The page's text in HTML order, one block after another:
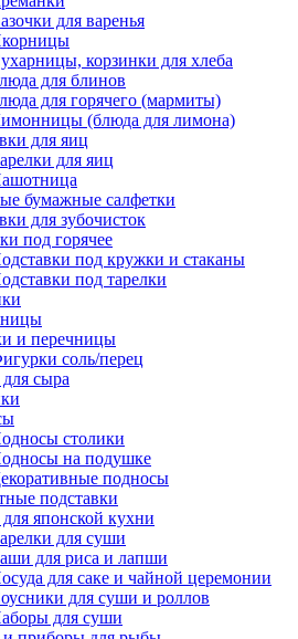
для варенья
корзинки для хлеба
для блинов
для горячего (мармиты)
(блюда для лимона)
для яиц
для яиц
бумажные салфетки
для зубочисток
под горячее
под кружки и стаканы
под тарелки
и перечницы
соль/перец
сыра
столики
на подушке
подносы
подставки
японской кухни
для суши
для риса и лапши
для саке и чайной церемонии
для суши и роллов
для суши